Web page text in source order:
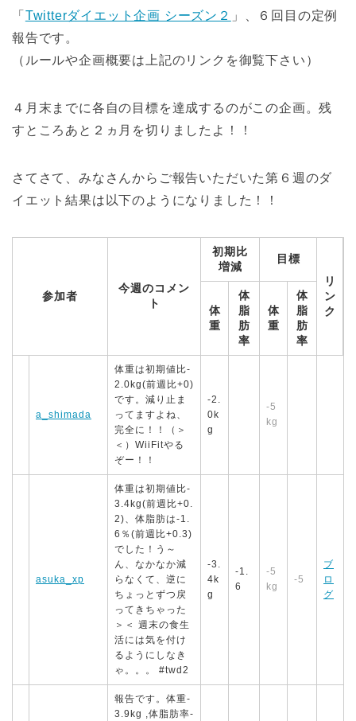
「 Twitterダイエット企画 シーズン２
」、６回目の定例
報告です。
（ルールや企画概要は上記のリンクを御覧下さい）
４月末までに各自の目標を達成するのがこの企画。残
すところあと２ヵ月を切りましたよ！！
さてさて、みなさんからご報告いただいた第６週のダ
イエット結果は以下のようになりました！！
参加者
今週のコメン
ト
初期比
増減
目標
リ
ン
ク
体
重
体
脂
肪
率
体
重
体
脂
肪
率
a_shimada
体重は初期値比-
2.0kg(前週比+0)
です。減り止ま
ってますよね、
完全に！！（＞
＜）WiiFitやる
ぞー！！
-2.
0k
g
-5
kg
asuka_xp
体重は初期値比-
3.4kg(前週比+0.
2)、体脂肪は-1.
6％(前週比+0.3)
でした！う～
ん、なかなか減
らなくて、逆に
ちょっとずつ戻
ってきちゃった
＞＜ 週末の食生
活には気を付け
るようにしなき
ゃ。。。 #twd2
-3.
4k
g
-1.
6
-5
kg
-5
ブ
ロ
グ
報告です。体重-
3.9kg ,体脂肪率-